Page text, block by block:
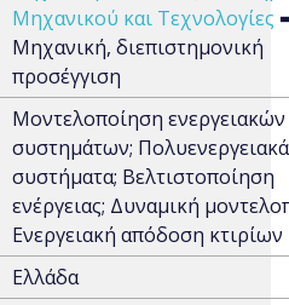
Μηχανικού και Τεχνολογίες
Μηχανική, διεπιστημονική
προσέγγιση
Μοντελοποίηση ενεργειακών
συστημάτων; Πολυενεργειακά
συστήματα; Βελτιστοποίηση
ενέργειας; Δυναμική
Ενεργειακή απόδοση κτιρίων
Ελλάδα